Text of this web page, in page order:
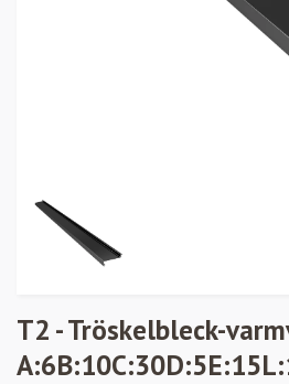
T2 - Tröskelbleck-